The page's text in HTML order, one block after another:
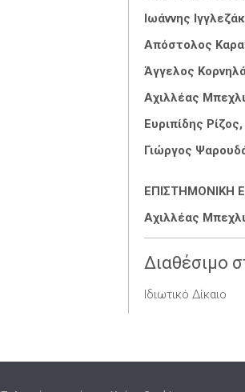
Ιωάννης
Απόστολος
Άγγελος
Αχιλλέας
Ευριπίδης Ρίζος,
Γιώργος
ΕΠΙΣΤΗΜΟΝΙΚΗ
Αχιλλέας
Διαθέσιμο
Ιδιωτικό Δίκαιο